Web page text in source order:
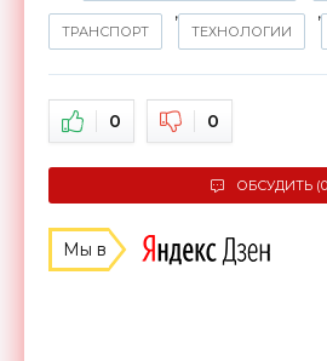
ТРАНСПОРТ
,
ТЕХНОЛОГИИ
,
0 0
ОБСУДИТЬ
Мы в